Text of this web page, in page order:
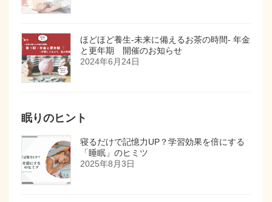
ほどほど養生-未来に備えるお茶の時間- 年金
と更年期 開催のお知らせ
2024年6月24日
眠りのヒント
寝るだけで記憶力UP？学習効果を倍にする
「睡眠」のヒミツ
2025年8月3日